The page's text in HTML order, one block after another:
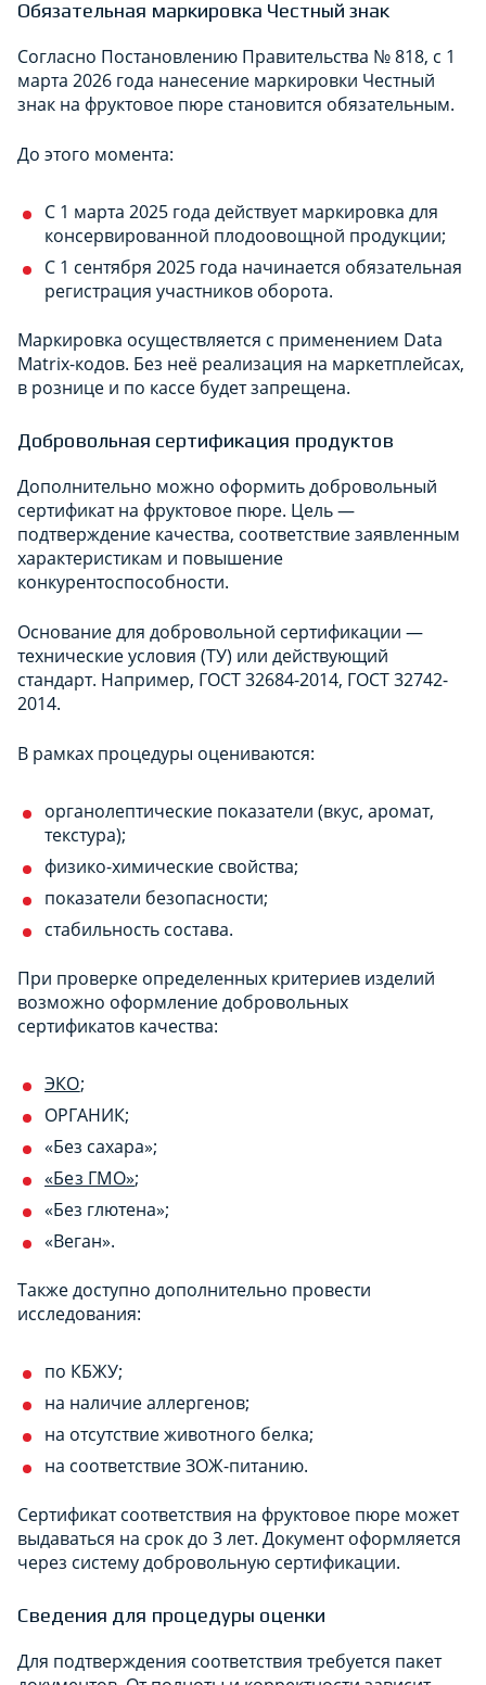
Обязательная маркировка Честный знак
Согласно Постановлению Правительства № 818, с 1
марта 2026 года нанесение маркировки Честный
знак на фруктовое пюре становится обязательным.
До этого момента:
С 1 марта 2025 года действует маркировка для
консервированной плодоовощной продукции;
С 1 сентября 2025 года начинается обязательная
регистрация участников оборота.
Маркировка осуществляется с применением Data
Matrix-кодов. Без неё реализация на маркетплейсах,
в рознице и по кассе будет запрещена.
Добровольная сертификация продуктов
Дополнительно можно оформить добровольный
сертификат на фруктовое пюре. Цель —
подтверждение качества, соответствие заявленным
характеристикам и повышение
конкурентоспособности.
Основание для добровольной сертификации —
технические условия (ТУ) или действующий
стандарт. Например, ГОСТ 32684-2014, ГОСТ 32742-
2014.
В рамках процедуры оцениваются:
органолептические показатели (вкус, аромат,
текстура);
физико-химические свойства;
показатели безопасности;
стабильность состава.
При проверке определенных критериев изделий
возможно оформление добровольных
сертификатов качества:
ЭКО;
ОРГАНИК;
«Без сахара»;
«Без ГМО»;
«Без глютена»;
«Веган».
Также доступно дополнительно провести
исследования:
по КБЖУ;
на наличие аллергенов;
на отсутствие животного белка;
на соответствие ЗОЖ-питанию.
Сертификат соответствия на фруктовое пюре может
выдаваться на срок до 3 лет. Документ оформляется
через систему добровольную сертификации.
Сведения для процедуры оценки
Для подтверждения соответствия требуется пакет